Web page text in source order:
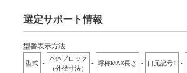
選定サポート情報
型番表示方法
型式 -
本体ブロック
（外径寸法）
- 呼称MAX長さ - 口元記号1 -